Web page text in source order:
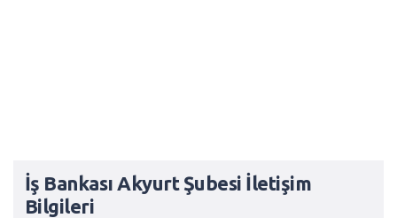
İş Bankası Akyurt Şubesi İletişim
Bilgileri